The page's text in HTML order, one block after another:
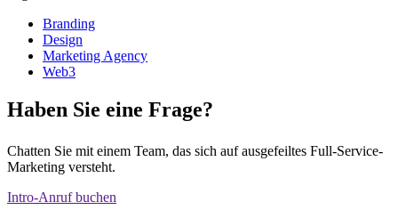
Branding
Design
Marketing Agency
Web3
Haben Sie eine Frage?
Chatten Sie mit einem Team, das sich auf ausgefeiltes Full-Service-
Marketing versteht.
Intro-Anruf buchen